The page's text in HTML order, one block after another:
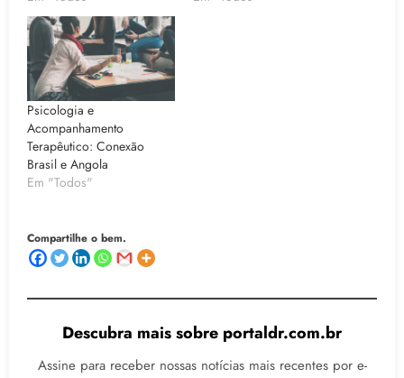
Psicologia e
Acompanhamento
Terapêutico: Conexão
Brasil e Angola
Em "Todos"
Compartilhe o bem.
Descubra mais sobre portaldr.com.br
Assine para receber nossas notícias mais recentes por e-